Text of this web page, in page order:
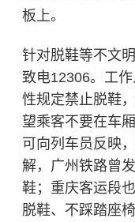
板上。
针对脱鞋等不文
致电12306。工
性规定禁止脱鞋
望乘客不要在车
可向列车员反映
解，广州铁路曾
鞋；重庆客运段
脱鞋、不踩踏座